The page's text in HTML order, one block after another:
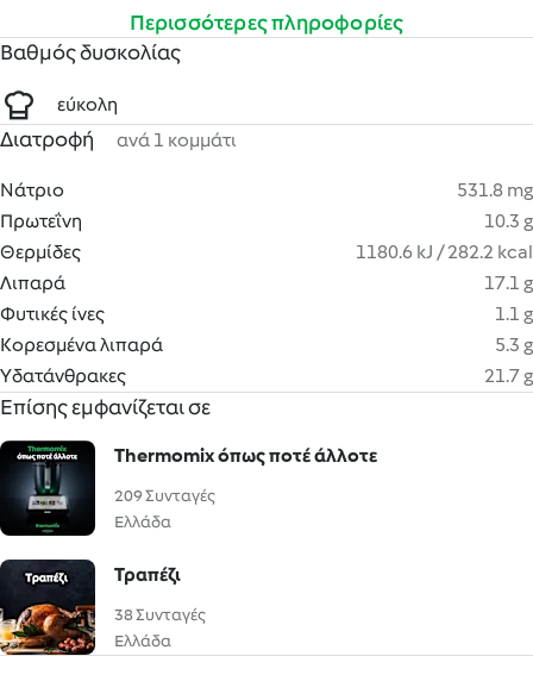
Περισσότερες πληροφορίες
Βαθμός δυσκολίας
εύκολη
Διατροφή ανά 1 κομμάτι
Νάτριο
531.8 mg
Πρωτεΐνη
10.3 g
Θερμίδες
1180.6 kJ / 282.2 kcal
Λιπαρά
17.1 g
Φυτικές ίνες
1.1 g
Κορεσμένα λιπαρά
5.3 g
Υδατάνθρακες
21.7 g
Επίσης εμφανίζεται σε
Thermomix όπως ποτέ άλλοτε
209 Συνταγές
Ελλάδα
Τραπέζι
38 Συνταγές
Ελλάδα